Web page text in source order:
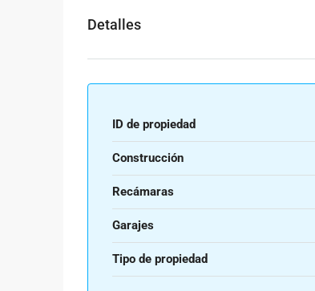
Detalles
ID de propiedad
Construcción
Recámaras
Garajes
Tipo de propiedad